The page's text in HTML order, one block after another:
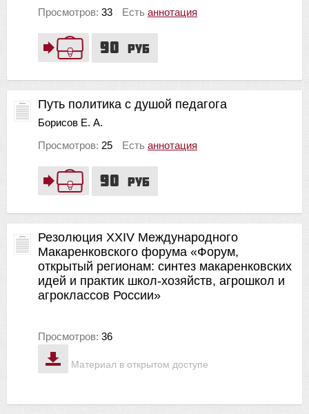
90 руб
Просмотров: 33 Есть аннотация
90 руб
Путь политика с душой педагога
Борисов Е. А.
Просмотров: 25 Есть аннотация
Материал в открытом доступе
Резолюция ХХIV Международного
Макаренковского форума «Форум,
открытый регионам: синтез макаренковских
идей и практик школ-хозяйств, агрошкол и
агроклассов России»
Просмотров: 36